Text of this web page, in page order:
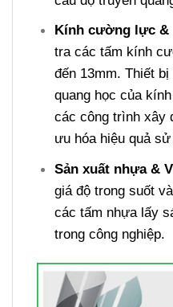
Kính cường lực &
tra các tấm kính
đến 13mm. Thiết
quang học của
các công trình xây
ưu hóa hiệu quả
Sản xuất nhựa &
giá độ trong suốt
các tấm nhựa lấy
trong công nghiệp.